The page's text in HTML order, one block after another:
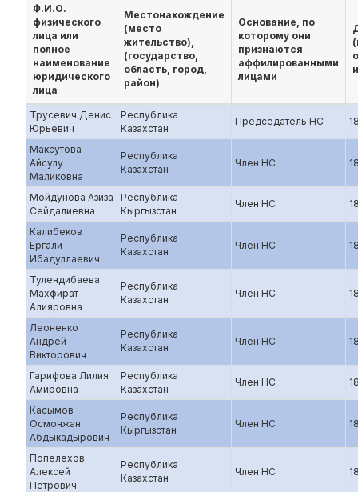
Ф.И.О.
физического
лица или
полное
наименование
юридического
лица
Местонахождение
(место
жительство),
(государство,
область, город,
район)
Основание, по
которому они
признаются
аффилированными
лицами
Трусевич Денис
Юрьевич
Республика
Казахстан
Председатель НС
Максутова
Айсулу
Маликовна
Республика
Казахстан
Член НС
Мойдунова Азиза
Сейдалиевна
Республика
Кыргызстан
Член НС
Калибеков
Ергали
Ибадуллаевич
Республика
Казахстан
Член НС
Тулендибаева
Махфират
Алияровна
Республика
Казахстан
Член НС
Леоненко
Андрей
Викторович
Республика
Казахстан
Член НС
Гарифова Лилия
Амировна
Республика
Казахстан
Член НС
Касымов
Осмонжан
Абдыкадырович
Республика
Кыргызстан
Член НС
Попелехов
Алексей
Петрович
Республика
Казахстан
Член НС